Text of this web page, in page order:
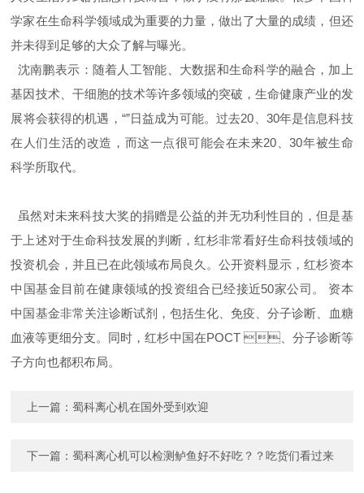
学家在生命科学领域成为重要的力量，做出了大量的成绩，但还
并未得到足够的大众了解与曝光。
沈南鹏表示：随着人工智能、大数据和生命科学的融合，加上
基因技术、干细胞的技术等许多领域的突破，生命健康产业的发
展将会获得的机遇，“”日益成为可能。过去20、30年是信息科技
在人们生活的改造，而这一点很可能会在未来20、30年被生命
科学所取代。
虽然对未来科技大奖的捐赠是公益的并无功利性目的，但是基
于上述对于生命科技发展的判断，红杉非常看好生命科技领域的
投资机会，并且已在此领域布局良久。公开资料显示，红杉资本
中国基金目前在健康领域的投资组合已经接近50家公司。 资本
中国基金非常关注诊断试剂，包括生化、免疫、分子诊断、血糖
血液等更细分支。同时，红杉中国在POCT 、分子诊断等
子方向也都积布局。
上一篇：蜀科离心机在国外受到欢迎
下一篇：蜀科离心机可以检测鲈鱼好不好吃？？吃货们看过来